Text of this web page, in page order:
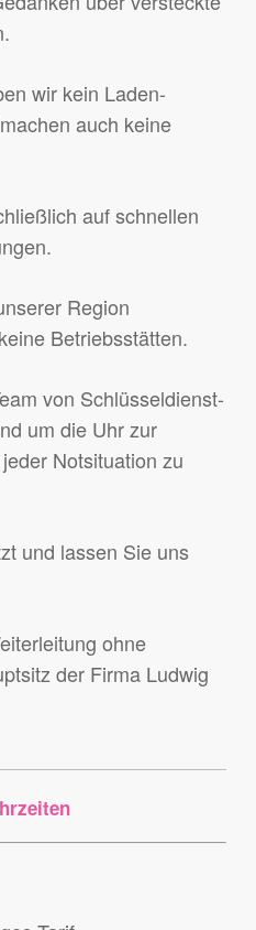
wir kein Laden-
auch keine
auf schnellen
Region
Betriebsstätten.
von Schlüsseldienst-
um die Uhr zur
Notsituation zu
und lassen Sie uns
ohne
der Firma Ludwig